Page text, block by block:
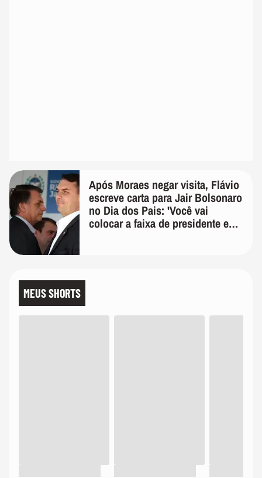
Após Moraes negar visita, Flávio
escreve carta para Jair Bolsonaro
no Dia dos Pais: 'Você vai
colocar a faixa de presidente em
MEUS SHORTS